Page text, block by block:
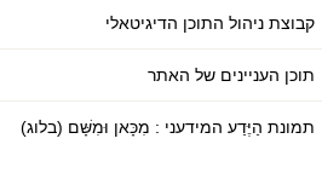
קבוצת ניהול התוכן הדיגיטאלי
תוכן העניינים של האתר
תמונת הַיֶּדַע המידעני : מִכָּאן וּמִשָּׁם (בלוג)